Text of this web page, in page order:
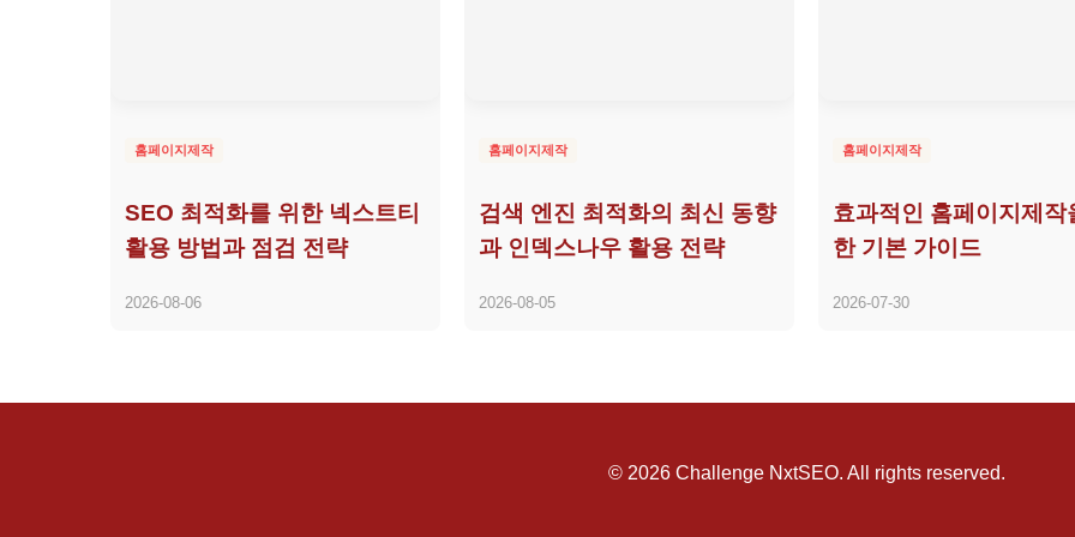
홈페이지제작
SEO 최적화를 위한 넥스트티
활용 방법과 점검 전략
2026-08-06
홈페이지제작
검색 엔진 최적화의 최신 동향
과 인덱스나우 활용 전략
2026-08-05
홈페이지제작
효과적인 홈페이지제작
한 기본 가이드
2026-07-30
© 2026 Challenge NxtSEO. All rights reserved.